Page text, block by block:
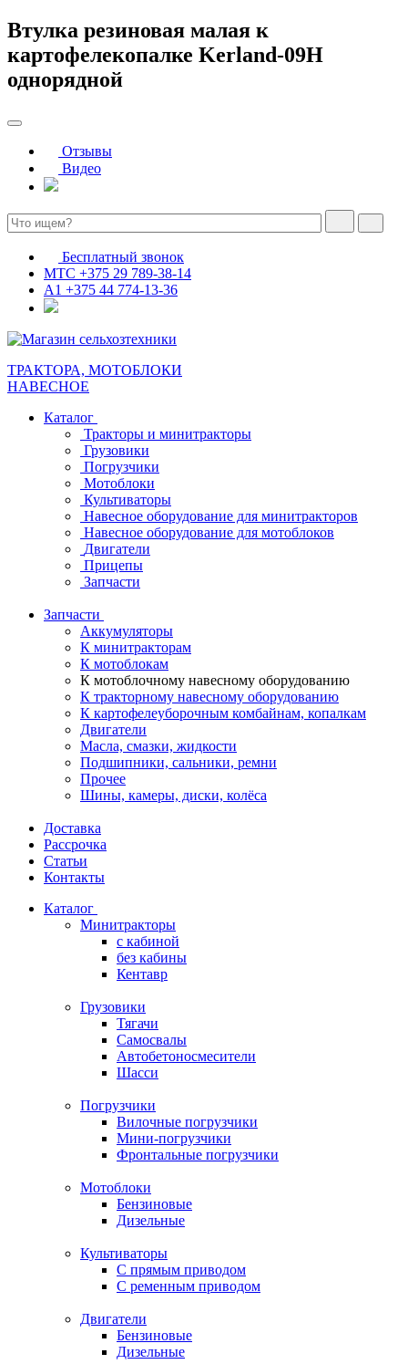
Втулка резиновая малая к
картофелекопалке Kerland-09H
однорядной
Отзывы
Видео
Бесплатный звонок
МТС +375 29 789-38-14
А1 +375 44 774-13-36
ТРАКТОРА, МОТОБЛОКИ
НАВЕСНОЕ
Каталог
Тракторы и минитракторы
Грузовики
Погрузчики
Мотоблоки
Культиваторы
Навесное оборудование для минитракторов
Навесное оборудование для мотоблоков
Двигатели
Прицепы
Запчасти
Запчасти
Аккумуляторы
К минитракторам
К мотоблокам
К мотоблочному навесному оборудованию
К тракторному навесному оборудованию
К картофелеуборочным комбайнам, копалкам
Двигатели
Масла, смазки, жидкости
Подшипники, сальники, ремни
Прочее
Шины, камеры, диски, колёса
Доставка
Рассрочка
Статьи
Контакты
Каталог
Минитракторы
c кабиной
без кабины
Кентавр
Грузовики
Тягачи
Самосвалы
Автобетоносмесители
Шасси
Погрузчики
Вилочные погрузчики
Мини-погрузчики
Фронтальные погрузчики
Мотоблоки
Бензиновые
Дизельные
Культиваторы
С прямым приводом
С ременным приводом
Двигатели
Бензиновые
Дизельные